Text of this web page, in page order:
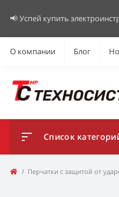
📢 Успей купить
О компании Блог
Список
Перчатки с защитой от